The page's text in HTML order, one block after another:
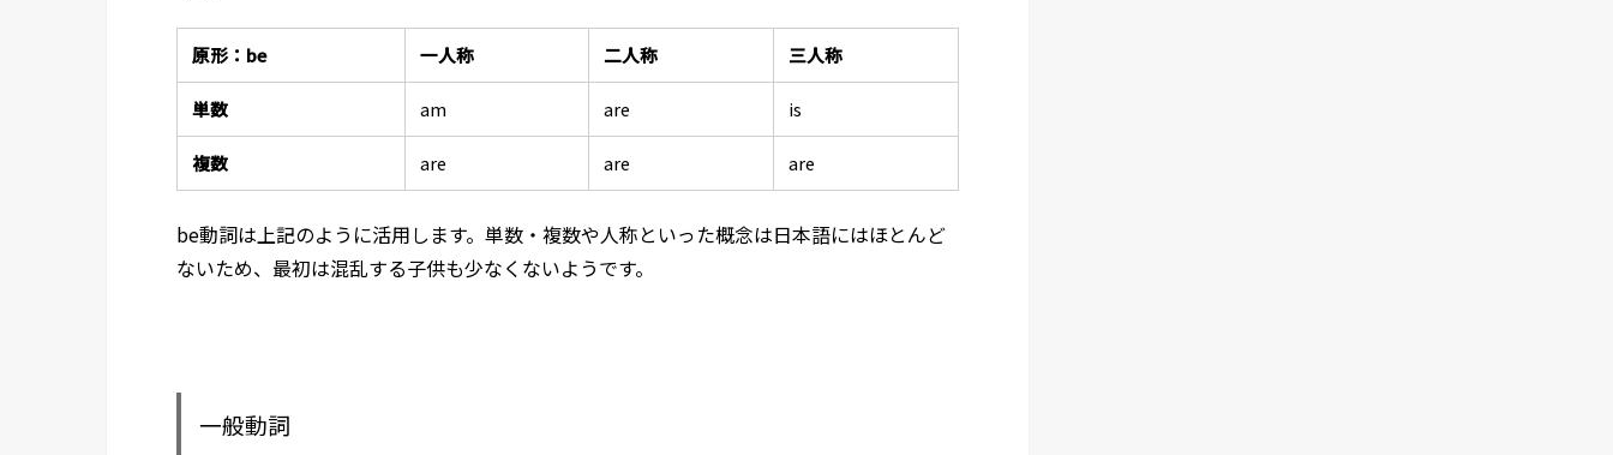
原形：be 一人称 二人称 三人称
単数 am are is
複数 are are are
be動詞は上記のように活用します。単数・複数や人称といった概念は日本語にはほとんど
ないため、最初は混乱する子供も少なくないようです。
一般動詞